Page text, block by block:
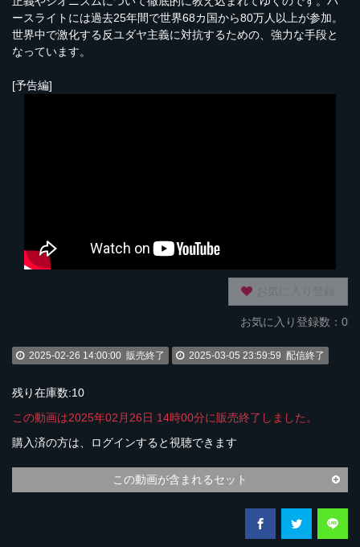
ースライトには過去25年間で世界68カ国から80万人以上が参加。
世界中で激化する反ユダヤ主義に対抗するための、強力な手段と
なっています。
[予告編]
お気に入り登録数：0
2025-02-26 14:00:00 販売終了 2025-03-05 23:59:59 配信終了
残り在庫数:10
この動画は2025年02月26日 14時00分に販売終了しました。
購入済の方は、ログインすると視聴できます
この動画が含まれるセット